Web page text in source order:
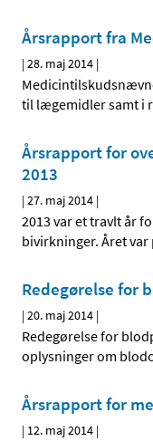
Årsrapport fra
|28. maj 2014 |
til lægemidler samt i
Årsrapport for
2013
|27. maj 2014 |
2013 var et travlt år
bivirkninger. Året
Redegørelse for
|20. maj 2014 |
Redegørelse for
oplysninger om
Årsrapport for
| 12. maj 2014 |